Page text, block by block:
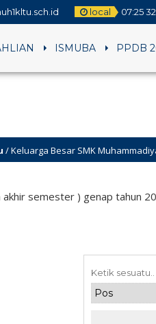
local 07:25 33
ISMUBA PPDB
Muhammadiyah 1 Klaten Utara
semester ) genap tahun